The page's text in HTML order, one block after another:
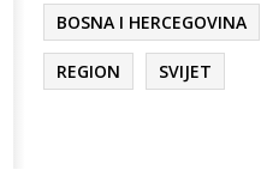
BOSNA I HERCEGOVINA
REGION SVIJET